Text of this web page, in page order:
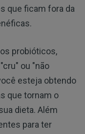
que ficam fora da
probióticos,
ou "não
esteja obtendo
que tornam o
dieta. Além
para ter